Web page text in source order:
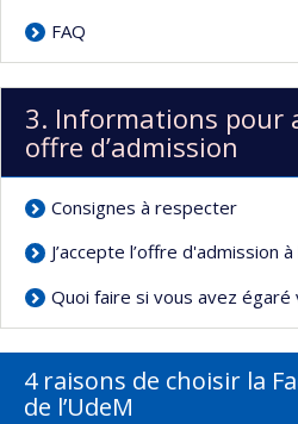
FAQ
3. Informations pour
offre d’admission
Consignes à respecter
J’accepte l’offre d'admission
Quoi faire si vous avez
4 raisons de choisir la
de l’UdeM